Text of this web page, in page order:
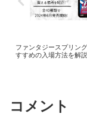
ファンタジースプリン
すすめの入場方法を解説
コメント